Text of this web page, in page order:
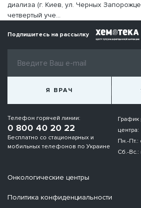
диализа (г. Киев, ул. Черных
четвертый уче...
Подпишитесь на рассылку
Я ВРАЧ
Телефон горячей линии:
0 800 40 20 22
Бесплатно со стационарных и
мобильных телефонов по Украине
График
центра:
Пн.-Пт.:
Сб.-
Онкологические центры
Политика конфиденциальности